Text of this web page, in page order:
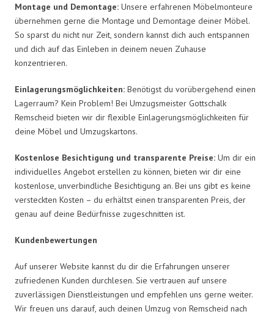
Montage und Demontage: Unsere erfahrenen Möbelmonteure
übernehmen gerne die Montage und Demontage deiner Möbel.
So sparst du nicht nur Zeit, sondern kannst dich auch entspannen
und dich auf das Einleben in deinem neuen Zuhause
konzentrieren.
Einlagerungsmöglichkeiten: Benötigst du vorübergehend einen
Lagerraum? Kein Problem! Bei Umzugsmeister Gottschalk
Remscheid bieten wir dir flexible Einlagerungsmöglichkeiten für
deine Möbel und Umzugskartons.
Kostenlose Besichtigung und transparente Preise: Um dir ein
individuelles Angebot erstellen zu können, bieten wir dir eine
kostenlose, unverbindliche Besichtigung an. Bei uns gibt es keine
versteckten Kosten – du erhältst einen transparenten Preis, der
genau auf deine Bedürfnisse zugeschnitten ist.
Kundenbewertungen
Auf unserer Website kannst du dir die Erfahrungen unserer
zufriedenen Kunden durchlesen. Sie vertrauen auf unsere
zuverlässigen Dienstleistungen und empfehlen uns gerne weiter.
Wir freuen uns darauf, auch deinen Umzug von Remscheid nach